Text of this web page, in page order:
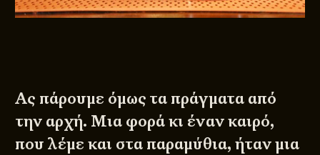
Ας πάρουμε όμως τα πράγματα από
την αρχή. Μια φορά κι έναν καιρό,
που λέμε και στα παραμύθια, ήταν μια